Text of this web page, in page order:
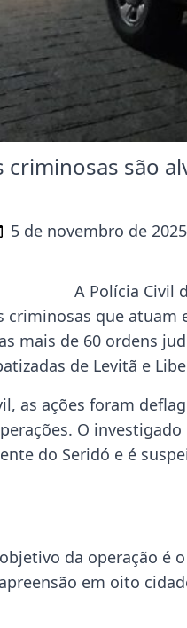
são
5 de novembro de 2025
A Polícia Civil
criminosas que atuam
mais de 60 ordens
de Levitã e
as ações foram
O
do Seridó e é
da operação é
em oito